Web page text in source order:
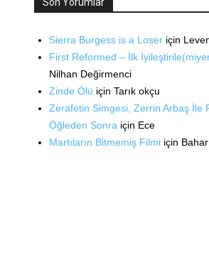
Sierra Burgess is a Loser için
First Reformed – İlk
Nilhan Değirmenci
Zinde Ölü için Tarık okçu
Zerafetin Simgesi, Zerrin Arbaş İle
Öğleden Sonra için Ece
Martıların Bitmemiş Filmi için